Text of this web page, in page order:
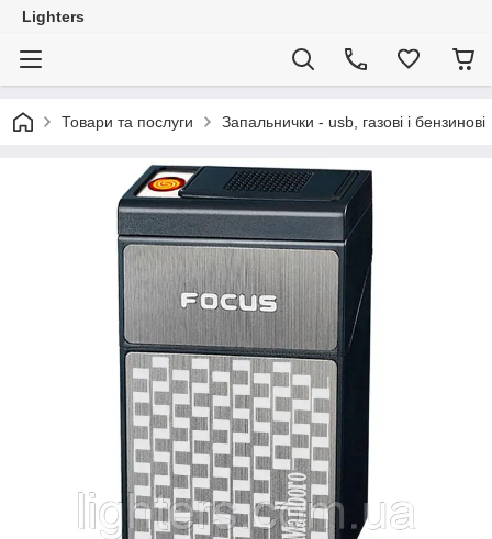
Lighters
Товари та послуги Запальнички - usb, газові і бензинові